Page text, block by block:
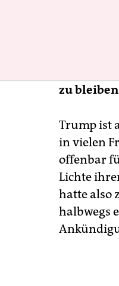
zu
Trump ist
in vielen
offenbar
Lichte
hatte also
halbwegs